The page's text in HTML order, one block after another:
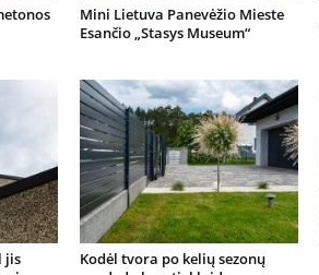
Mini Lietuva Panevėžio Mieste
Esančio „Stasys Museum“
jis
Kodėl tvora po kelių sezonų